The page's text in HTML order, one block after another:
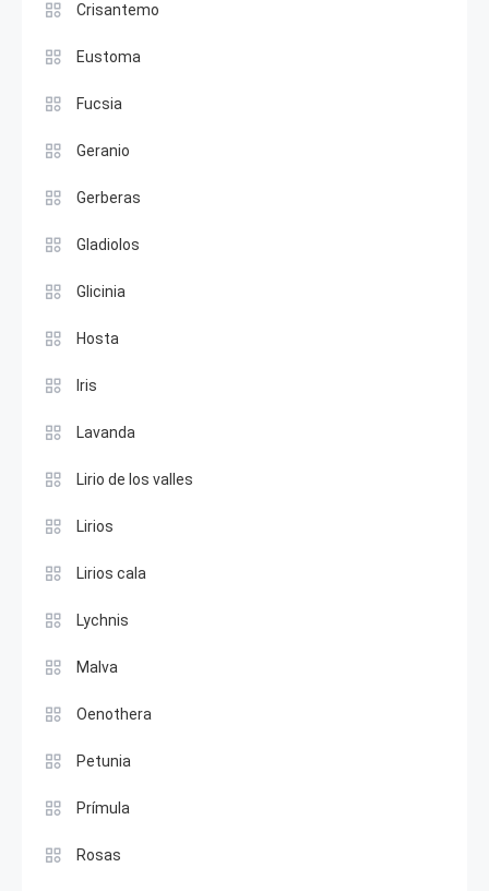
Crisantemo
Eustoma
Fucsia
Geranio
Gerberas
Gladiolos
Glicinia
Hosta
Iris
Lavanda
Lirio de los valles
Lirios
Lirios cala
Lychnis
Malva
Oenothera
Petunia
Prímula
Rosas